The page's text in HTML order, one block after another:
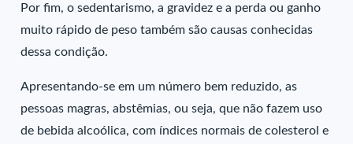
Por fim, o sedentarismo, a gravidez e a perda ou ganho
muito rápido de peso também são causas conhecidas
dessa condição.
Apresentando-se em um número bem reduzido, as
pessoas magras, abstêmias, ou seja, que não fazem uso
de bebida alcoólica, com índices normais de colesterol e